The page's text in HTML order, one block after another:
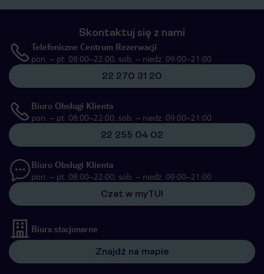
Skontaktuj się z nami
Telefoniczne Centrum Rezerwacji
pon. – pt. 08:00–22:00, sob. – niedz. 09:00–21:00
22 270 31 20
Biuro Obsługi Klienta
pon. – pt. 08:00–22:00, sob. – niedz. 09:00–21:00
22 255 04 02
Biuro Obsługi Klienta
pon. – pt. 08:00–22:00, sob. – niedz. 09:00–21:00
Czat w myTUI
Biura stacjonarne
Znajdź na mapie